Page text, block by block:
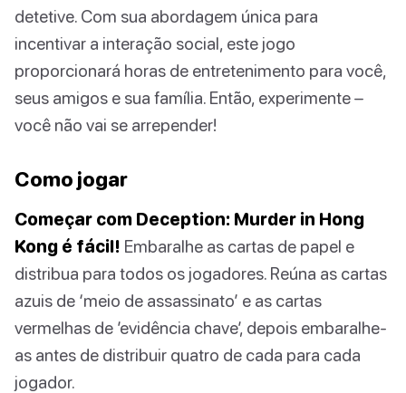
detetive. Com sua abordagem única para
incentivar a interação social, este jogo
proporcionará horas de entretenimento para você,
seus amigos e sua família. Então, experimente –
você não vai se arrepender!
Como jogar
Começar com Deception: Murder in Hong
Kong é fácil! Embaralhe as cartas de papel e
distribua para todos os jogadores. Reúna as cartas
azuis de ‘meio de assassinato’ e as cartas
vermelhas de ’evidência chave’, depois embaralhe-
as antes de distribuir quatro de cada para cada
jogador.